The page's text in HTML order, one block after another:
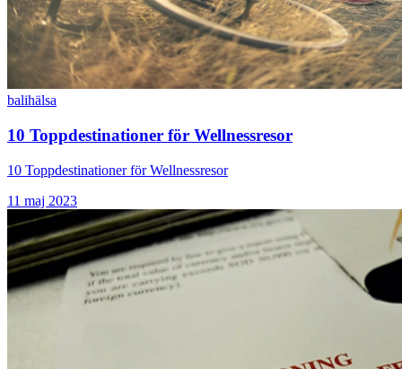
balihälsa
10 Toppdestinationer för Wellnessresor
10 Toppdestinationer för Wellnessresor
11 maj 2023